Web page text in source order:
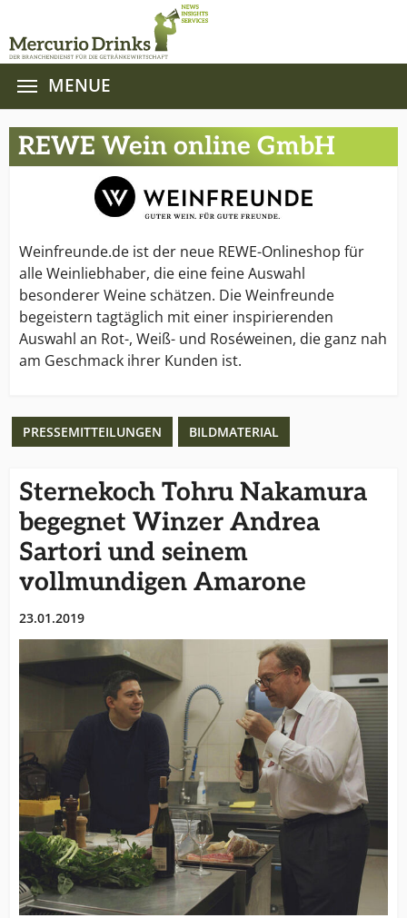
MENUE
REWE Wein online GmbH
Weinfreunde.de ist der neue REWE-Onlineshop für
alle Weinliebhaber, die eine feine Auswahl
besonderer Weine schätzen. Die Weinfreunde
begeistern tagtäglich mit einer inspirierenden
Auswahl an Rot-, Weiß- und Roséweinen, die ganz nah
am Geschmack ihrer Kunden ist.
PRESSEMITTEILUNGEN BILDMATERIAL
Sternekoch Tohru Nakamura
begegnet Winzer Andrea
Sartori und seinem
vollmundigen Amarone
23.01.2019